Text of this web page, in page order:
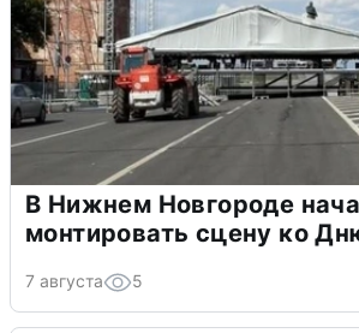
В Нижнем Новгороде
монтировать сцену ко
7 августа 5